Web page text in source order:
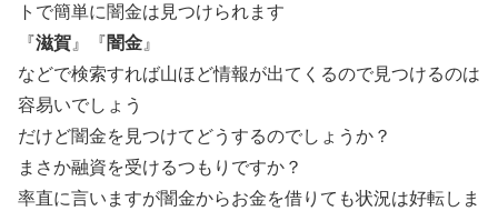
トで簡単に闇金は見つけられます
『滋賀 』『闇金 』
などで検索すれば山ほど情報が出てくるので見つけるのは
容易いでしょう
だけど闇金を見つけてどうするのでしょうか？
まさか融資を受けるつもりですか？
率直に言いますが闇金からお金を借りても状況は好転しま